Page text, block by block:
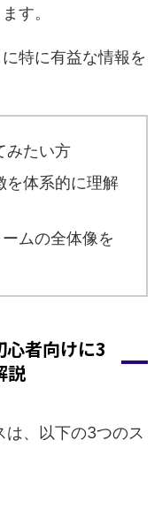
す。
特に有益な情報を
みたい方
を体系的に理解
ムの全体像を
者向けに3
説
、以下の3つのス